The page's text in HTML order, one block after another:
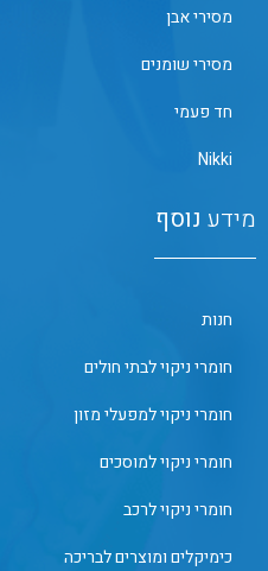
מסירי אבן
מסירי שומנים
חד פעמי
Nikki
מידע נוסף
חנות
חומרי ניקוי לבתי חולים
חומרי ניקוי למפעלי מזון
חומרי ניקוי למוסכים
חומרי ניקוי לרכב
כימיקלים ומוצרים לבריכה